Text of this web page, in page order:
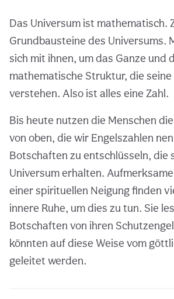
Das Universum ist mathematisch.
Grundbausteine des Universums.
sich mit ihnen, um das Ganze und
mathematische Struktur, die
verstehen. Also ist alles eine Zahl.
Bis heute nutzen die Menschen
von oben, die wir Engelszahlen
Botschaften zu entschlüsseln, die
Universum erhalten.
einer spirituellen Neigung finden
innere Ruhe, um dies zu tun. Sie
Botschaften von ihren
könnten auf diese Weise vom
geleitet werden.